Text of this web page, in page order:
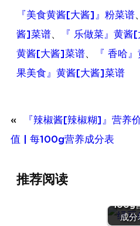
『美食黄酱[大酱]』粉菜谱、
酱]菜谱、 『 乐做菜』黄酱
黄酱[大酱]菜谱、 『 香哈
果美食』黄酱[大酱]菜谱
«
『辣椒酱[辣椒糊]』营养
值 | 每100g营养成分表
推荐阅读
100g
成分
『蛋（
蛋）』营